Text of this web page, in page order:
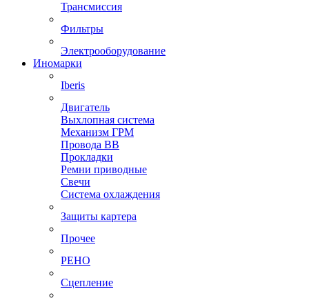
Трансмиссия
Фильтры
Электрооборудование
Иномарки
Iberis
Двигатель
Выхлопная система
Механизм ГРМ
Провода ВВ
Прокладки
Ремни приводные
Свечи
Система охлаждения
Защиты картера
Прочее
РЕНО
Сцепление